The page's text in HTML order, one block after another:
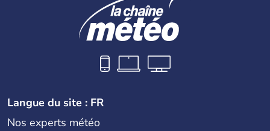
Langue du site : FR
Nos experts météo